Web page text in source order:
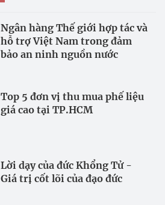
Ngân hàng Thế giới hợp tác và
hỗ trợ Việt Nam trong đảm
bảo an ninh nguồn nước
Top 5 đơn vị thu mua phế liệu
giá cao tại TP.HCM
Lời dạy của đức Khổng Tử -
Giá trị cốt lõi của đạo đức